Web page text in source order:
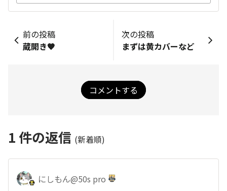
前の投稿
蔵開き🧡
次の投稿
まずは黄カバーなど
コメントする
1 件の返信 (新着順)
にしもん@50s pro